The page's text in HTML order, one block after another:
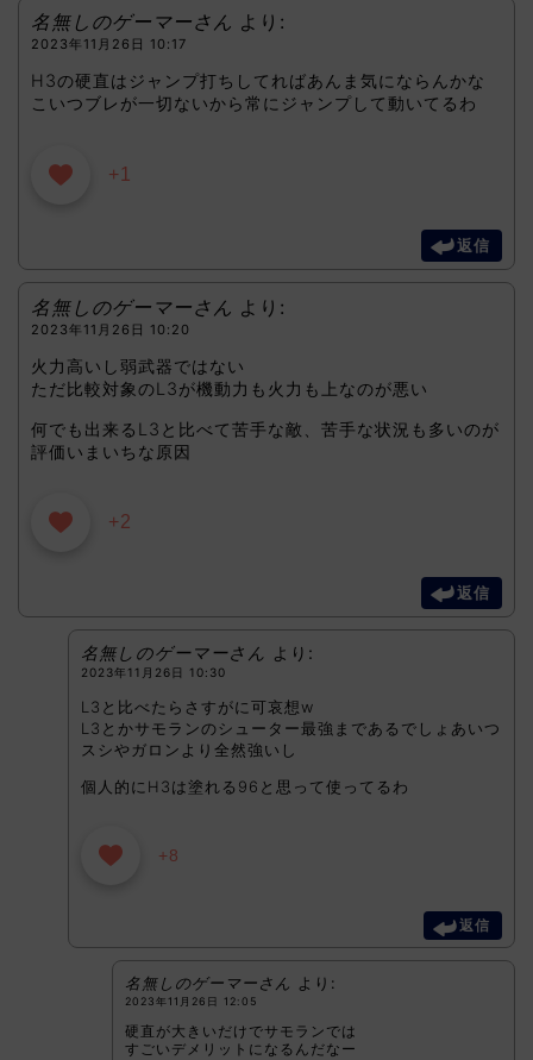
名無しのゲーマーさん より:
2023年11月26日 10:17
H3の硬直はジャンプ打ちしてればあんま気にならんかな
こいつブレが一切ないから常にジャンプして動いてるわ
+1
返信
名無しのゲーマーさん より:
2023年11月26日 10:20
火力高いし弱武器ではない
ただ比較対象のL3が機動力も火力も上なのが悪い
何でも出来るL3と比べて苦手な敵、苦手な状況も多いのが
評価いまいちな原因
+2
返信
名無しのゲーマーさん より:
2023年11月26日 10:30
L3と比べたらさすがに可哀想w
L3とかサモランのシューター最強まであるでしょあいつ
スシやガロンより全然強いし
個人的にH3は塗れる96と思って使ってるわ
+8
返信
名無しのゲーマーさん より:
2023年11月26日 12:05
硬直が大きいだけでサモランでは
すごいデメリットになるんだなー